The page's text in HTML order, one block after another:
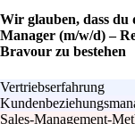
Wir glauben, dass du
Manager (m/w/d) –
Bravour zu bestehen
Vertriebserfahrung
Sales-Management-